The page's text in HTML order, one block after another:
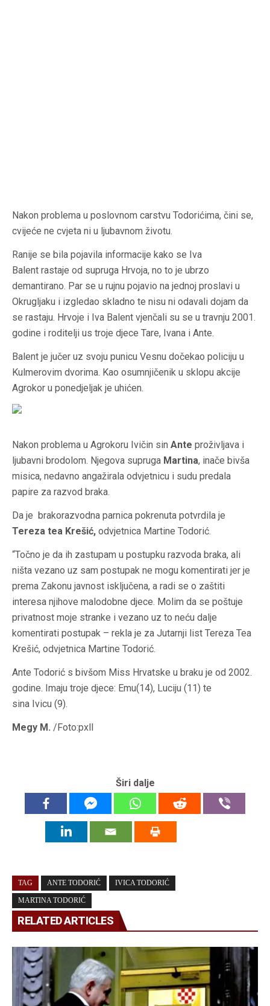
Nakon problema u poslovnom carstvu Todorićima, čini se,
cvijeće ne cvjeta ni u ljubavnom životu.
Ranije se bila pojavila informacije kako se Iva
Balent rastaje od supruga Hrvoja, no to je ubrzo
demantirano. Par se u rujnu pojavio na jednoj proslavi u
Okrugljaku i izgledao skladno te nisu ni odavali dojam da
se rastaju. Hrvoje i Iva Balent vjenčali su se u travnju 2001.
godine i roditelji us troje djece Tare, Ivana i Ante.
Balent je jučer uz svoju punicu Vesnu dočekao policiju u
Kulmerovim dvorima. Kao osumnjičenik u sklopu akcije
Agrokor u ponedjeljak je uhićen.
Nakon problema u Agrokoru Ivičin sin Ante proživljava i
ljubavni brodolom. Njegova supruga Martina, inače bivša
misica, nedavno angažirala odvjetnicu i sudu predala
papire za razvod braka.
Da je brakorazvodna parnica pokrenuta potvrdila je
Tereza tea Krešić, odvjetnica Martine Todorić.
“Točno je da ih zastupam u postupku razvoda braka, ali
ništa vezano uz sam postupak ne mogu komentirati jer je
prema Zakonu javnost isključena, a radi se o zaštiti
interesa njihove malodobne djece. Molim da se poštuje
privatnost moje stranke i vezano uz to neću dalje
komentirati postupak – rekla je za Jutarnji list Tereza Tea
Krešić, odvjetnica Martine Todorić.
Ante Todorić s bivšom Miss Hrvatske u braku je od 2002.
godine. Imaju troje djece: Emu(14), Luciju (11) te
sina Ivicu (9).
Megy M. /Foto:pxll
Širi dalje
TAG ANTE TODORIĆ IVICA TODORIĆ
MARTINA TODORIĆ
RELATED ARTICLES